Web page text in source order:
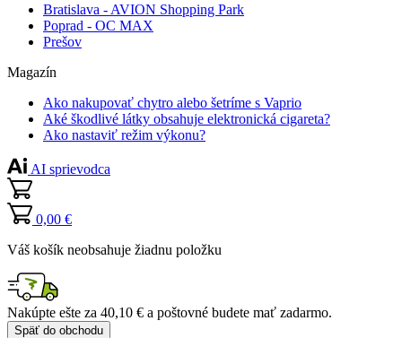
Bratislava - AVION Shopping Park
Poprad - OC MAX
Prešov
Magazín
Ako nakupovať chytro alebo šetríme s Vaprio
Aké škodlivé látky obsahuje elektronická cigareta?
Ako nastaviť režim výkonu?
AI sprievodca
0,00 €
Váš košík neobsahuje žiadnu položku
Nakúpte ešte za 40,10 € a poštovné budete mať zadarmo.
Späť do obchodu